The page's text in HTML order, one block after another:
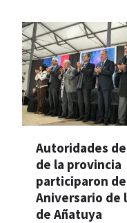
Autoridades
de la provincia
participaron
Aniversario de
de Añatuya